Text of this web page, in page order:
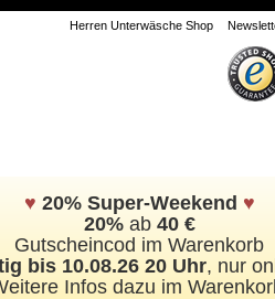
Herren Unterwäsche Shop
♥ 20% Super-Weekend ♥
20%ab 40 €
Gutscheincod im Warenkorb
bis 10.08.26 20 Uhr, nur
Infos dazu im